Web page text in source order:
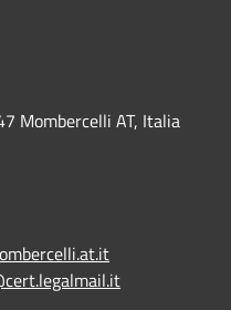
Mombercelli AT, Italia